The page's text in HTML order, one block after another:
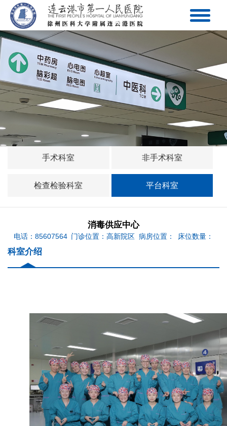
手术科室 非手术科室
检查检验科室 平台科室
消毒供应中心
电话：85607564 门诊位置：高新院区 病房位置： 床位数量：
科室介绍